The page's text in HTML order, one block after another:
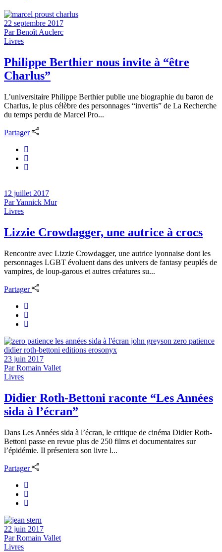
22 septembre 2017
ParBenoît Auclerc
Livres
Philippe Berthier nous invite à “être
Charlus”
L’universitaire Philippe Berthier publie une biographie du baron de
Charlus, le plus célèbre des personnages “invertis” de La Recherche
du temps perdu de Marcel Pro...
Partager
12 juillet 2017
ParYannick Mur
Livres
Lizzie Crowdagger, une autrice à crocs
Rencontre avec Lizzie Crowdagger, une autrice lyonnaise dont les
personnages LGBT évoluent dans des univers de fantasy peuplés de
vampires, de loup-garous et autres créatures su...
Partager
23 juin 2017
ParRomain Vallet
Livres
Didier Roth-Bettoni raconte “Les Années
sida à l’écran”
Dans Les Années sida à l’écran, le critique de cinéma Didier Roth-
Bettoni passe en revue plus de 250 films et documentaires sur
l’épidémie. Il présentera son livre l...
Partager
22 juin 2017
ParRomain Vallet
Livres